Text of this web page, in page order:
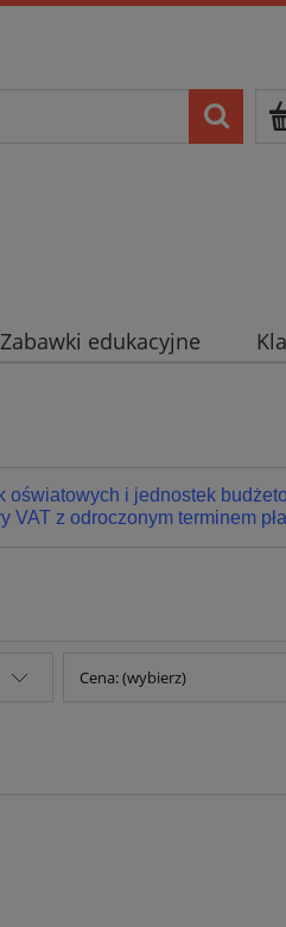
Zabawki edukacyjne
oświatowych i jednostek
VAT z odroczonym terminem
Cena: (wybierz)